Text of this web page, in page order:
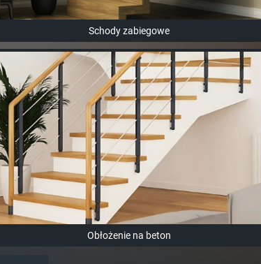
Schody zabiegowe
Obłożenie na beton